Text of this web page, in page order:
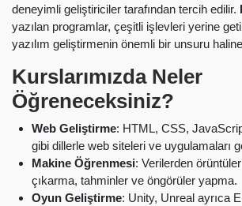
deneyimli geliştiriciler tarafından tercih edilir.
yazılan programlar, çeşitli işlevleri yerine
yazılım geliştirmenin önemli bir unsuru
Kurslarımızda Neler
Öğreneceksiniz?
Web Geliştirme: HTML, CSS,
gibi dillerle web siteleri ve uygulamaları
Makine Öğrenmesi: Verilerden
çıkarma, tahminler ve öngörüler yapma.
Oyun Geliştirme: Unity, Unreal ayrıca